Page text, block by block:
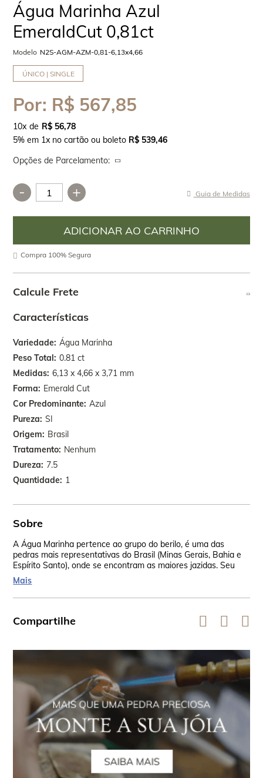
Características
Variedade Água Marinha
Peso Total 0.81 ct
Medidas 6,13 x 4,66 x 3,71 mm
Forma Emerald Cut
Cor Predominante Azul
Pureza SI
Origem Brasil
Tratamento Nenhum
Dureza 7.5
Quantidade 1
Sobre
A Água Marinha pertence ao grupo do berilo, é uma das
pedras mais representativas do Brasil (Minas Gerais, Bahia e
Espírito Santo), onde se encontram as maiores jazidas. Seu
nome é por causa de sua similaridade com a água do mar, que
vem do latim aquamarine. Ela está presente em todos os
continentes.
Mais
Compartilhe
Água Marinha Azul
EmeraldCut 0,81ct
Modelo N2S-AGM-AZM-0,81-6,13x4,66
ÚNICO | SINGLE
Por: R$ 567,85
10x
R$ 56,78
5% em 1x no cartão ou boleto R$ 539,46
Opções de Parcelamento:
- + Guia de Medidas
Compra 100% Segura
Calcule Frete